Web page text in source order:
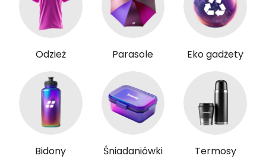
Odzież Parasole Eko gadżety
Bidony Śniadaniówki Termosy